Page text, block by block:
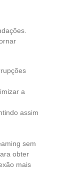
a
assim
sem
obter
mais